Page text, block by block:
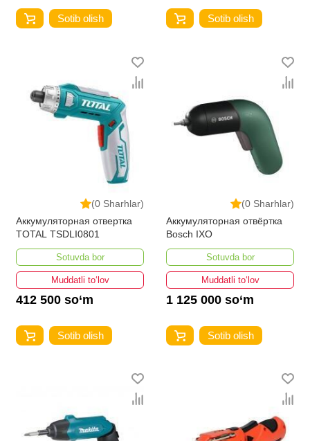
Sotib olish Sotib olish
(0 Sharhlar)
Аккумуляторная отвертка
TOTAL TSDLI0801
Sotuvda bor
Muddatli to‘lov
412 500 so‘m
Sotib olish
(0 Sharhlar)
Аккумуляторная отвёртка
Bosch IXO
Sotuvda bor
Muddatli to‘lov
1 125 000 so‘m
Sotib olish